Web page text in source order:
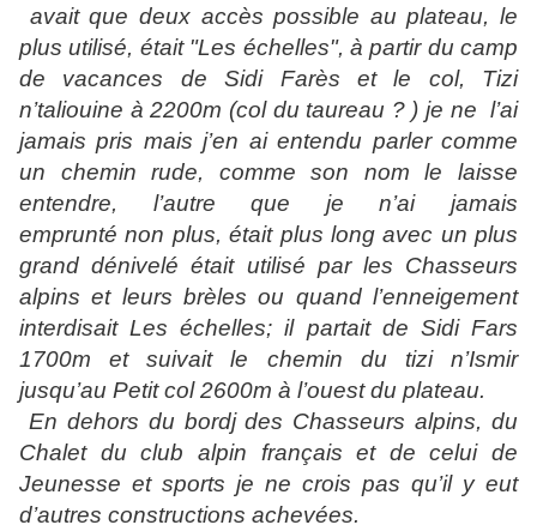
avait que deux accès possible au plateau, le
plus utilisé, était "Les échelles", à partir du camp
de vacances de Sidi Farès et le col, Tizi
n’taliouine à 2200m (col du taureau ? ) je ne l’ai
jamais pris mais j’en ai entendu parler comme
un chemin rude, comme son nom le laisse
entendre, l’autre que je n’ai jamais
emprunté non plus, était plus long avec un plus
grand dénivelé était utilisé par les Chasseurs
alpins et leurs brèles ou quand l’enneigement
interdisait Les échelles; il partait de Sidi Fars
1700m et suivait le chemin du tizi n’Ismir
jusqu’au Petit col 2600m à l’ouest du plateau.
En dehors du bordj des Chasseurs alpins, du
Chalet du club alpin français et de celui de
Jeunesse et sports je ne crois pas qu’il y eut
d’autres constructions achevées.